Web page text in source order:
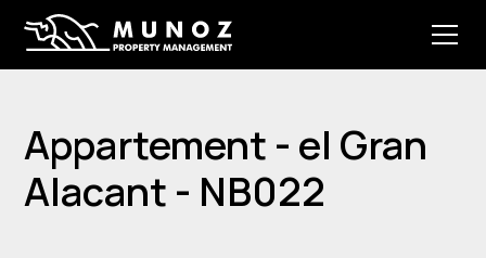
Appartement - el Gran
Alacant - NB022